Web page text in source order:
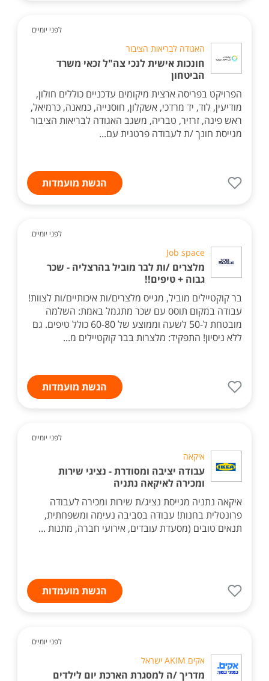
לפני יומיים
האגודה לבריאות הציבור
חונכות אישית לנכי צה"ל זכאי משרד
הביטחון
הפרויקט בפריסה ארצית מיקומים עדכניים כוללים חולון,
מודיעין, לוד, יד מרדכי, אשקלון, חוסנייה, כמאנה, כרמיאל,
ראש פינה, זרזיר, טבריה, משגב האגודה לבריאות הציבור
מגייסת חונך /ת לעבודה פרטנית עם...
הגשת מועמדות
לפני יומיים
Job space
מלצרים /ות לבר מוביל בהרצליה - שכר
גבוה + טיפים!!
בר קוקטיילים מוביל, מגייס מלצרים/ות איכותיים/ות לצוות!
עבודה במקום תוסס עם שכר מתגמל באמת: השלמה
מובטחת ל-50 לשעה וממוצע של 60-80 כולל טיפים. גם
ללא ניסיון! התפקיד: מלצרות בבר קוקטיילים מ...
הגשת מועמדות
לפני יומיים
איקאה
עבודה יציבה ומסודרת - נציגי שירות
ומכירה לאיקאה נתניה
איקאה נתניה מגייסת נציג/ת שירות ומכירה לעבודה
פרונטלית בחנות! עבודה בסביבה נעימה ומשפחתית,
תנאים טובים (מסעדת עובדים, אירועי חברה, מתנות ...
הגשת מועמדות
לפני יומיים
אקים AKIM ישראל
מדריך /ה למסגרת הארכת יום לילדים